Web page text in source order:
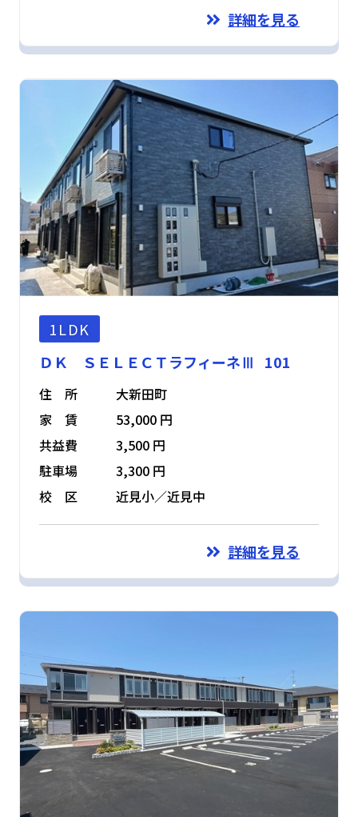
詳細を見る
1LDK
ＤＫ ＳＥＬＥＣＴラフィーネⅢ 101
住 所
大新田町
家 賃
53,000 円
共益費
3,500 円
駐車場
3,300 円
校 区
近見小／近見中
詳細を見る